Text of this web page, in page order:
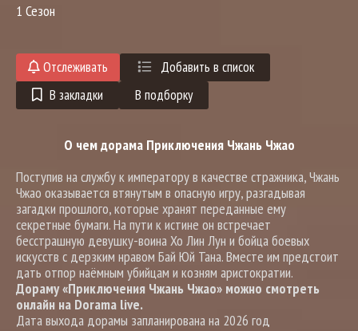
1 Сезон
Отслеживать
Добавить в список
В закладки
В подборку
О чем дорама Приключения Чжань Чжао
Поступив на службу к императору в качестве стражника, Чжань
Чжао оказывается втянутым в опасную игру, разгадывая
загадки прошлого, которые хранят переданные ему
секретные бумаги. На пути к истине он встречает
бесстрашную девушку-воина Хо Лин Лун и бойца боевых
искусств с дерзким нравом Бай Юй Тана. Вместе им предстоит
дать отпор наёмным убийцам и козням аристократии.
Дораму «Приключения Чжань Чжао» можно смотреть
онлайн на Dorama live.
Дата выхода дорамы запланирована на 2026 год